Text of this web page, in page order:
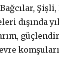
Şişli,
dışında